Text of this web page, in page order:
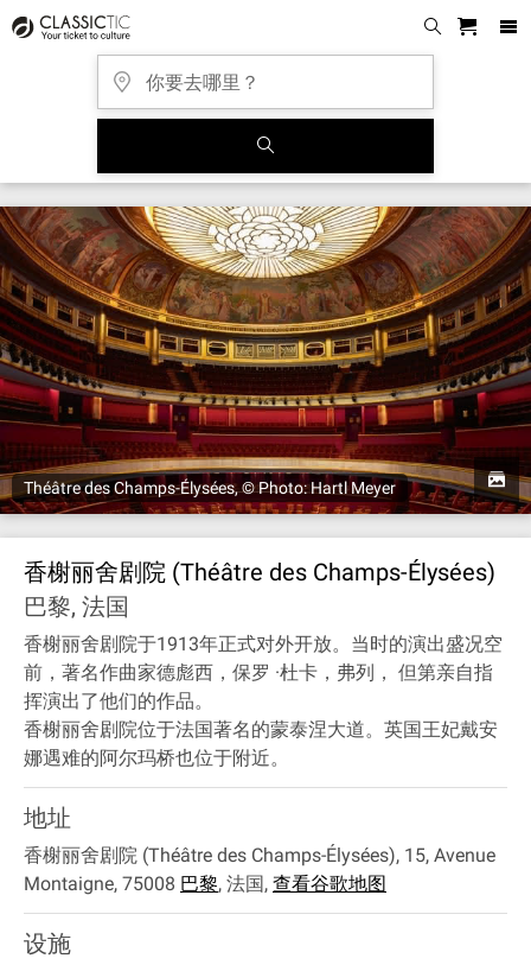
Théâtre des Champs-Élysées, © Photo: Hartl Meyer
香榭丽舍剧院 (Théâtre des Champs-Élysées)
巴黎, 法国
香榭丽舍剧院于1913年正式对外开放。当时的演出盛况空
前，著名作曲家德彪西，保罗 ·杜卡，弗列， 但第亲自指
挥演出了他们的作品。
香榭丽舍剧院位于法国著名的蒙泰涅大道。英国王妃戴安
娜遇难的阿尔玛桥也位于附近。
地址
香榭丽舍剧院 (Théâtre des Champs-Élysées), 15, Avenue
Montaigne, 75008 巴黎, 法国, 查看谷歌地图
设施